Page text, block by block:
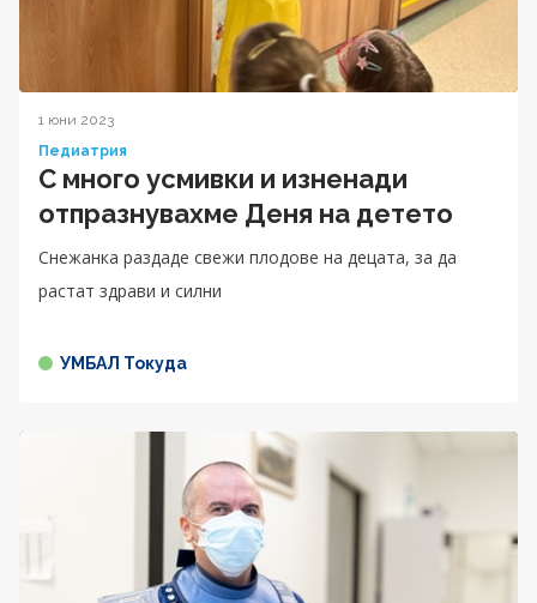
1 юни 2023
Педиатрия
С много усмивки и изненади
отпразнувахме Деня на детето
Снежанка раздаде свежи плодове на децата, за да
растат здрави и силни
УМБАЛ Токуда